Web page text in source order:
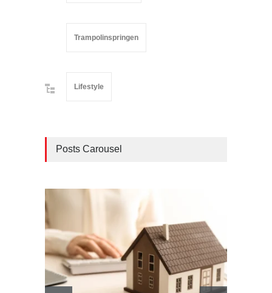
Trampolinspringen
Lifestyle
Posts Carousel